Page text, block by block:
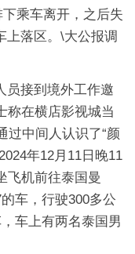
乘车离开，之后失
上落区。\大公报调
接到境外工作邀
称在横店影视城当
过中间人认识了“颜
年12月11日晚11
飞机前往泰国曼
车，行驶300多公
车上有两名泰国男